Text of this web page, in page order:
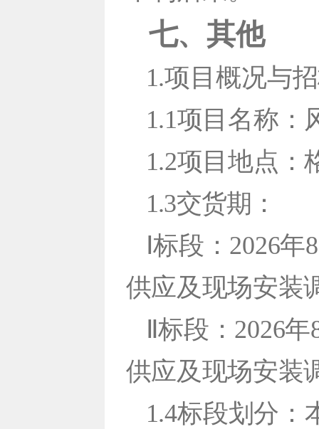
七、其他
1.项目概况与
1.1项目名称：
1.2项目地点：
1.3交货期：
Ⅰ标段：2026
供应及现场安装
Ⅱ标段：2026
供应及现场安装
1.4标段划分：